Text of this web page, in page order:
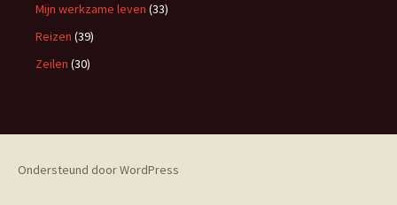
Mijn werkzame leven (33)
Reizen (39)
Zeilen (30)
Ondersteund door WordPress